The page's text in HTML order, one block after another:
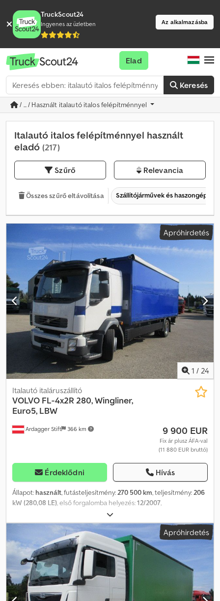
TruckScout24
Ingyenes az üzletben Az alkalmazásba
Keresés
Elad
/ ... / Használt italautó italos felépítménnyel
Italautó italos felépítménnyel használt
eladó (217)
Szűrő Relevancia
Összes szűrő eltávolítása Szállítójárművek és
Apróhirdetés
1 / 24
Ardagger Stift 366 km
Italautó italáruszállító
VOLVO FL-4x2R 280, Wingliner,
Euro5, LBW
9 900 EUR
Fix ár plusz ÁFA-val
(11 880 EUR bruttó)
Érdeklődni Hívás
Állapot: használt, futásteljesítmény:270 500 km, teljesítmény:206
kW (280,08 LE), első forgalomba helyezés:12/2007,
, össztömeg:
2 tengely, hajtástípus:mechanikai, kibocsátási osztály:Euro 5,
ABS, emelőhátfal
, Volvo FL-4x2R 280 teherautó,
Wingliner felépítménnyel, ZEPRO 2000 kg teherbírású
rakodóplatformmal, Euro 5-ös motorral, gumik állapota: első
tengely kb. 40%, hátsó tengely kb. 60%, tengelytáv: 5000 mm,
saját tömeg: 8540 kg, osztrák teherautó, alvázszám:
YV2TBL0A37B4849, kapcsolattartó: Ivelina Redl (orosz, bolgár,
szerb, angol, német nyelvtudással), telefonszám: [telefonszám]. A
Apróhirdetés